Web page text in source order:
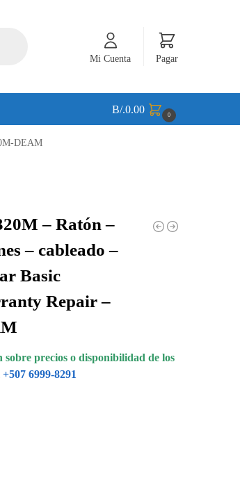
Mi Cuenta Pagar
B/.0.00 0
DEAM
– Ratón –
– cableado –
Basic
Repair –
precios o disponibilidad de los
+507 6999-8291